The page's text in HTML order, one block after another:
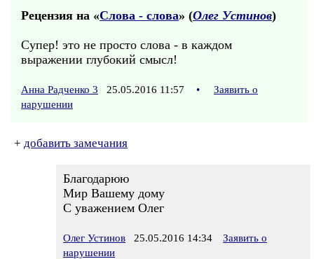
Рецензия на «Слова - слова» (Олег Устинов)
Супер! это не просто слова - в каждом
выражении глубокий смысл!
Анна Радченко 3 25.05.2016 11:57 •
Заявить о
нарушении
+ добавить замечания
Благодарюю
Мир Вашему дому
С уважением Олег
Олег Устинов 25.05.2016 14:34
Заявить о
нарушении